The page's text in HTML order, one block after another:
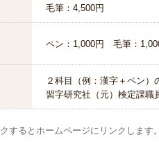
毛筆：4,500円
ペン：1,000円 毛筆：
２科目（例：漢字＋ペン
習字研究社（元）検定課職
するとホームページにリンクします。